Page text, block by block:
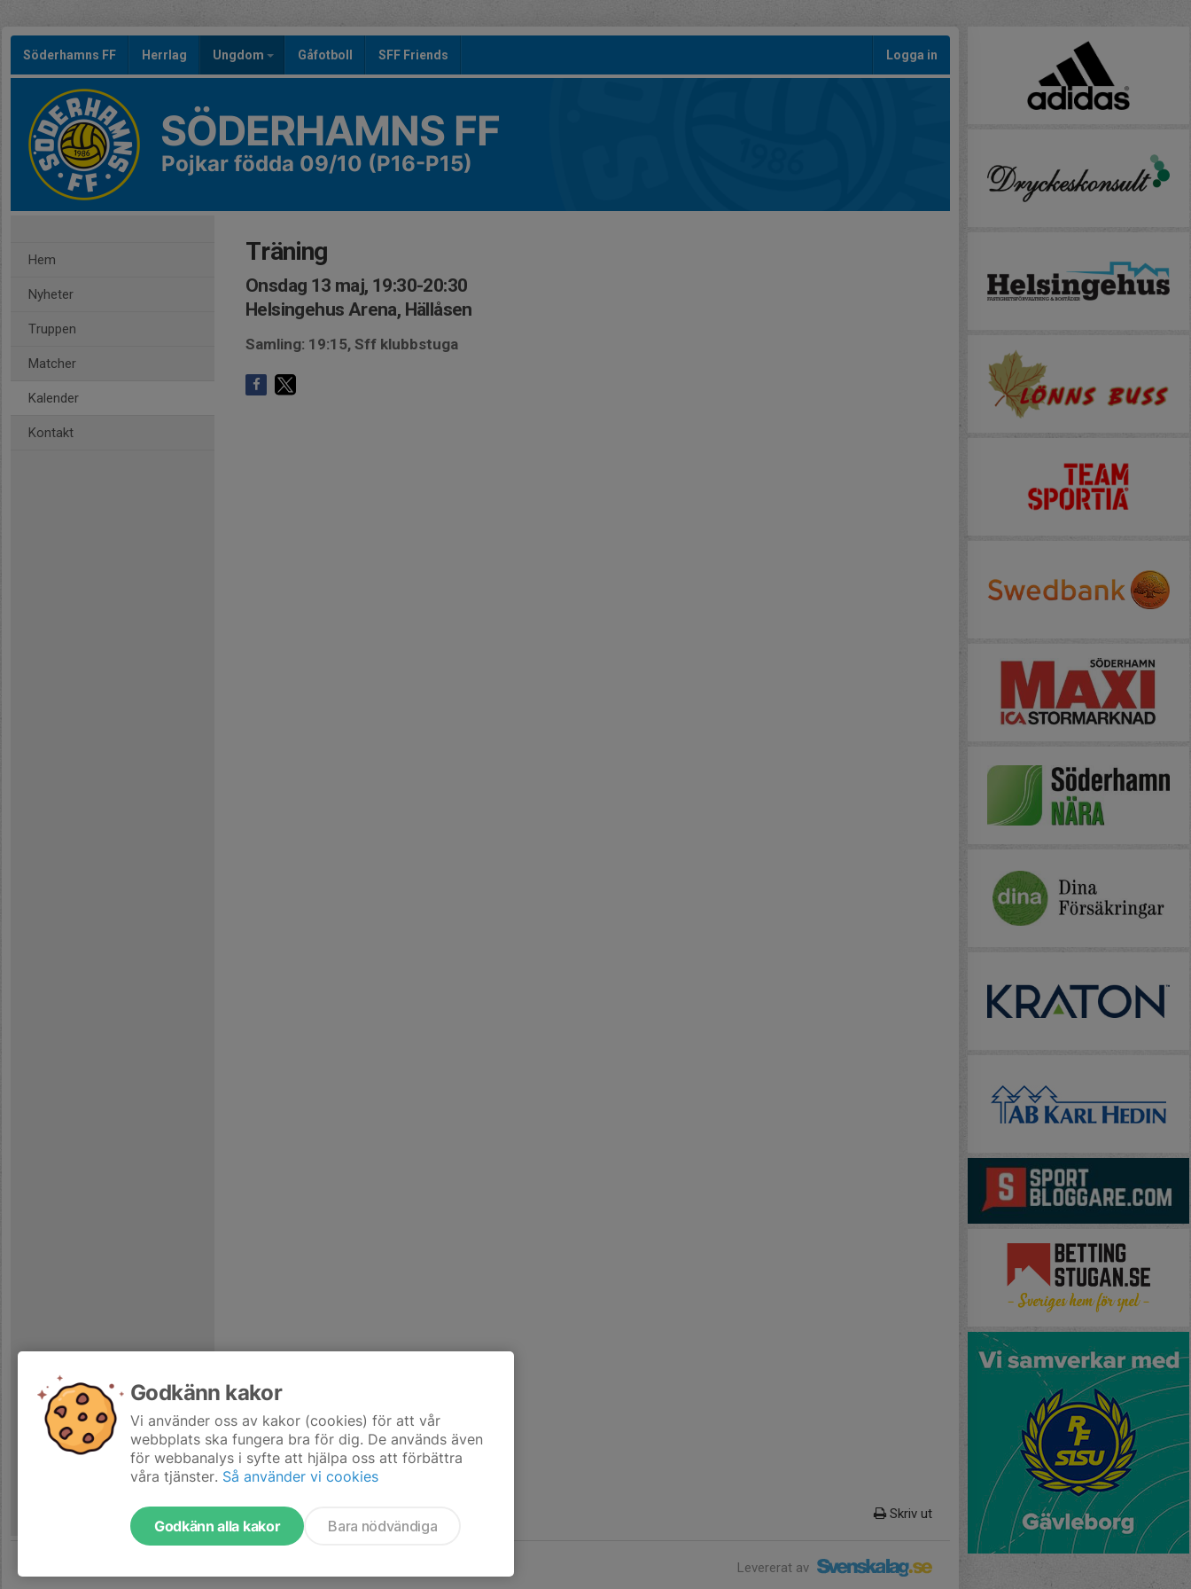
Söderhamns FF Herrlag Ungdom Gåfotboll SFF Friends Logga in
SÖDERHAMNS FF
Pojkar födda 09/10 (P16-P15)
Hem
Nyheter
Truppen
Matcher
Kalender
Kontakt
Träning
Onsdag 13 maj, 19:30-20:30
Helsingehus Arena, Hällåsen
Samling: 19:15, Sff klubbstuga
Skriv ut
Levererat av
Godkänn kakor
Vi använder oss av kakor (cookies) för att vår
webbplats ska fungera bra för dig. De används även
för webbanalys i syfte att hjälpa oss att förbättra
våra tjänster. Så använder vi cookies
Godkänn alla kakor Bara nödvändiga